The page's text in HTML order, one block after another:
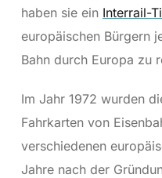
haben sie ein Interrail-
europäischen Bürgern
Bahn durch Europa zu
Im Jahr 1972 wurden
Fahrkarten von
verschiedenen
Jahre nach der